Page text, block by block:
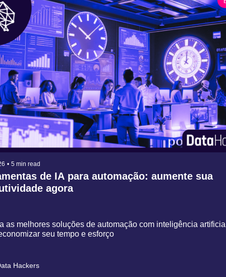
• 5 min read
de IA para automação: aumente sua
agora
as melhores soluções de automação com inteligência
seu tempo e esforço
Hackers